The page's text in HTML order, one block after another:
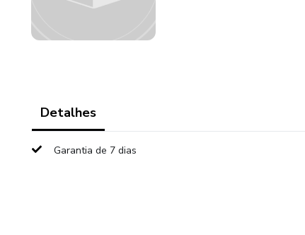
Detalhes
Garantia de 7 dias